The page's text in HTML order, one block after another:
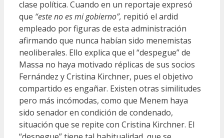
clase política. Cuando en un reportaje expresó
que “este no es mi gobierno”, repitió el ardid
empleado por figuras de esta administración
afirmando que nunca habían sido menemistas
neoliberales. Ello explica que el “despegue” de
Massa no haya motivado réplicas de sus socios
Fernández y Cristina Kirchner, pues el objetivo
compartido es engañar. Existen otras similitudes
pero más incómodas, como que Menem haya
sido senador en condición de condenado,
situación que se repite con Cristina Kirchner. El